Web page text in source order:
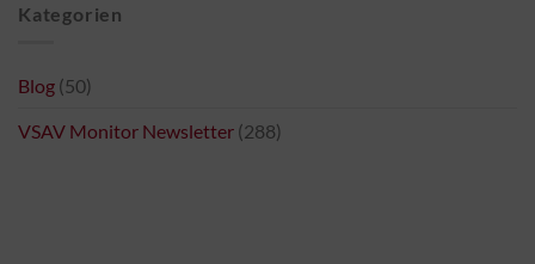
Kategorien
Blog (50)
VSAV Monitor Newsletter (288)